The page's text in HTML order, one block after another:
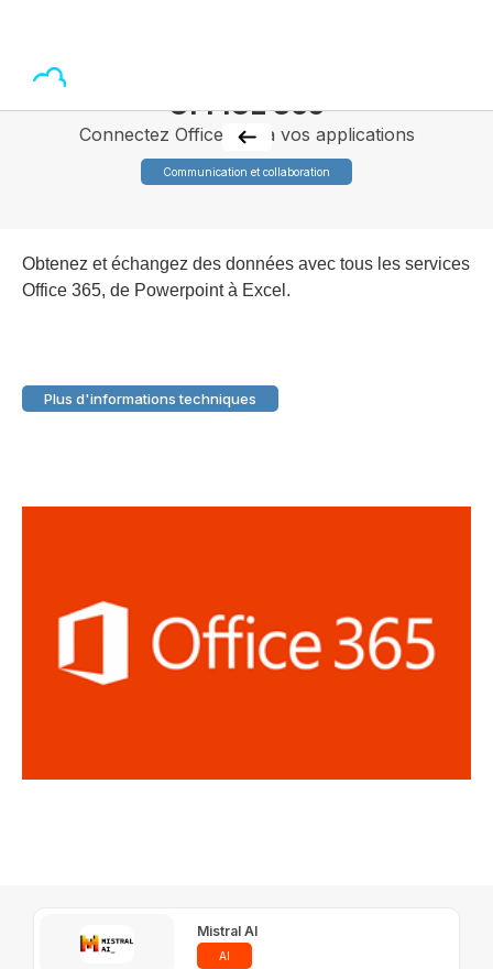
OFFICE 365
Connectez Office 365 à vos applications
Communication et collaboration
Obtenez et échangez des données avec tous les services
Office 365, de Powerpoint à Excel.
Plus d'informations techniques
Mistral AI
AI